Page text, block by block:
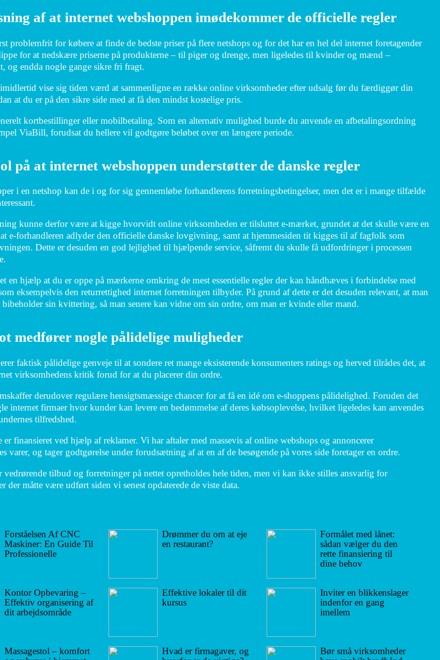
af at internet webshoppen imødekommer de officielle regler
problemfrit for købere at finde de bedste priser på flere netshops og for det har en hel del internet foretagender
for at nedskære priserne på produkterne – til piger og drenge, men ligeledes til kvinder og mænd –
og endda nogle gange sikre fri fragt.
vise sig tiden værd at sammenligne en række online virksomheder efter udsalg før du færdiggør din
at du er på den sikre side med at få den mindst kostelige pris.
kortbestillinger eller mobilbetaling. Som en alternativ mulighed burde du anvende en afbetalingsordning
ViaBill, forudsat du hellere vil godtgøre beløbet over en længere periode.
på at internet webshoppen understøtter de danske regler
i en netshop kan de i og for sig gennemløbe forhandlerens forretningsbetingelser, men det er i mange tilfælde
kunne derfor være at kigge hvorvidt online virksomheden er tilsluttet e-mærket, grundet at det skulle være en
e-forhandleren adlyder den officielle danske lovgivning, samt at hjemmesiden tit kigges til af fagfolk som
Dette er desuden en god lejlighed til hjælpende service, såfremt du skulle få udfordringer i processen
en hjælp at du er oppe på mærkerne omkring de mest essentielle regler der kan håndhæves i forbindelse med
eksempelvis den returrettighed internet forretningen tilbyder. På grund af dette er det desuden relevant, at man
bibeholder sin kvittering, så man senere kan vidne om sin ordre, om man er kvinde eller mand.
medfører nogle pålidelige muligheder
faktisk pålidelige genveje til at sondere ret mange eksisterende konsumenters ratings og herved tilrådes det, at
virksomhedens kritik forud for at du placerer din ordre.
derudover regulære hensigtsmæssige chancer for at få en idé om e-shoppens pålidelighed. Foruden det
internet firmaer hvor kunder kan levere en bedømmelse af deres købsoplevelse, hvilket ligeledes kan anvendes
tilfredshed.
er finansieret ved hjælp af reklamer. Vi har aftaler med massevis af online webshops og annoncerer
varer, og tager godtgørelse under forudsætning af at en af de besøgende på vores side foretager en ordre.
vedrørende tilbud og forretninger på nettet opretholdes hele tiden, men vi kan ikke stilles ansvarlig for
der måtte være udført siden vi senest opdaterede de viste data.
Forståelsen Af CNC
Maskiner: En Guide Til
Professionelle
Kontor Opbevaring –
Effektiv organisering af
dit arbejdsområde
Massagestol – komfort
Drømmer du om at eje
en restaurant?
Effektive lokaler til dit
kursus
Hvad er firmagaver, og
Formålet med lånet:
sådan vælger du den
rette finansiering til
dine behov
Inviter en blikkenslager
indenfor en gang
imellem
Bør små virksomheder